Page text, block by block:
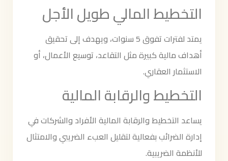
التخطيط المالي طويل الأجل
يمتد لفترات تفوق 5 سنوات، ويهدف إلى تحقيق
أهداف مالية كبيرة مثل التقاعد، توسيع الأعمال، أو
الاستثمار العقاري.
التخطيط والرقابة المالية
يساعد التخطيط والرقابة المالية الأفراد والشركات في
إدارة الضرائب بفعالية لتقليل العبء الضريبي والامتثال
للأنظمة الضريبية.